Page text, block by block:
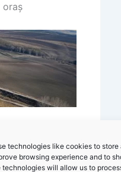
technologies like cookies to
browsing experience and to
technologies will allow us to
oraș